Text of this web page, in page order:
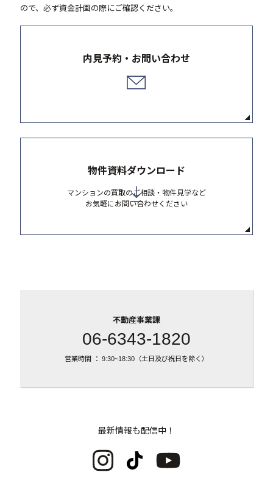
ので、必ず資金計画の際にご確認ください。
内見予約・お問い合わせ
物件資料ダウンロード
マンションの買取のご相談・物件見学など
お気軽にお問い合わせください
不動産事業課
06-6343-1820
営業時間 ： 9:30~18:30（土日及び祝日を除く）
最新情報も配信中！